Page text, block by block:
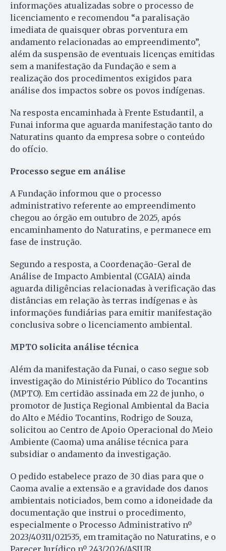
informações atualizadas sobre o processo de
licenciamento e recomendou “a paralisação
imediata de quaisquer obras porventura em
andamento relacionadas ao empreendimento”,
além da suspensão de eventuais licenças emitidas
sem a manifestação da Fundação e sem a
realização dos procedimentos exigidos para
análise dos impactos sobre os povos indígenas.
Na resposta encaminhada à Frente Estudantil, a
Funai informa que aguarda manifestação tanto do
Naturatins quanto da empresa sobre o conteúdo
do ofício.
Processo segue em análise
A Fundação informou que o processo
administrativo referente ao empreendimento
chegou ao órgão em outubro de 2025, após
encaminhamento do Naturatins, e permanece em
fase de instrução.
Segundo a resposta, a Coordenação-Geral de
Análise de Impacto Ambiental (CGAIA) ainda
aguarda diligências relacionadas à verificação das
distâncias em relação às terras indígenas e às
informações fundiárias para emitir manifestação
conclusiva sobre o licenciamento ambiental.
MPTO solicita análise técnica
Além da manifestação da Funai, o caso segue sob
investigação do Ministério Público do Tocantins
(MPTO). Em certidão assinada em 22 de junho, o
promotor de Justiça Regional Ambiental da Bacia
do Alto e Médio Tocantins, Rodrigo de Souza,
solicitou ao Centro de Apoio Operacional do Meio
Ambiente (Caoma) uma análise técnica para
subsidiar o andamento da investigação.
O pedido estabelece prazo de 30 dias para que o
Caoma avalie a extensão e a gravidade dos danos
ambientais noticiados, bem como a idoneidade da
documentação que instrui o procedimento,
especialmente o Processo Administrativo nº
2023/40311/021535, em tramitação no Naturatins, e o